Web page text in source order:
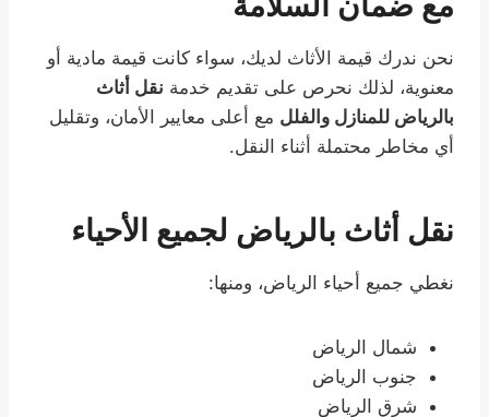
نحن ندرك قيمة الأثاث لديك، سواء كانت قيمة مادية أو
معنوية، لذلك نحرص على تقديم خدمة نقل أثاث
بالرياض للمنازل والفلل مع أعلى معايير الأمان، وتقليل
أي مخاطر محتملة أثناء النقل.
نقل أثاث بالرياض لجميع الأحياء
نغطي جميع أحياء الرياض، ومنها:
شمال الرياض
جنوب الرياض
شرق الرياض